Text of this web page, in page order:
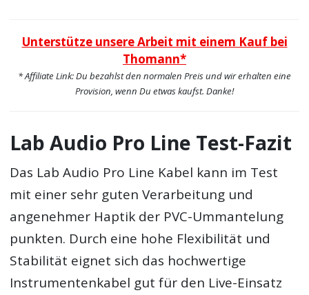
Unterstütze unsere Arbeit mit einem Kauf bei
Thomann*
* Affiliate Link: Du bezahlst den normalen Preis und wir erhalten eine
Provision, wenn Du etwas kaufst. Danke!
Lab Audio Pro Line Test-Fazit
Das Lab Audio Pro Line Kabel kann im Test
mit einer sehr guten Verarbeitung und
angenehmer Haptik der PVC-Ummantelung
punkten. Durch eine hohe Flexibilität und
Stabilität eignet sich das hochwertige
Instrumentenkabel gut für den Live-Einsatz